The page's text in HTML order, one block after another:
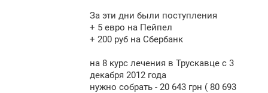
За эти дни были поступления
+ 5 евро на Пейпел
+ 200 руб на Сбербанк
на 8 курс лечения в Трускавце с 3
декабря 2012 года
нужно собрать - 20 643 грн ( 80 693